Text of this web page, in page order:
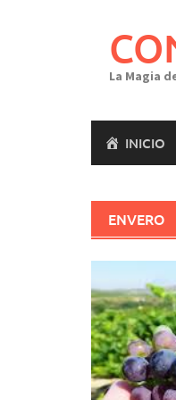
La Magia
INICIO
ENVERO